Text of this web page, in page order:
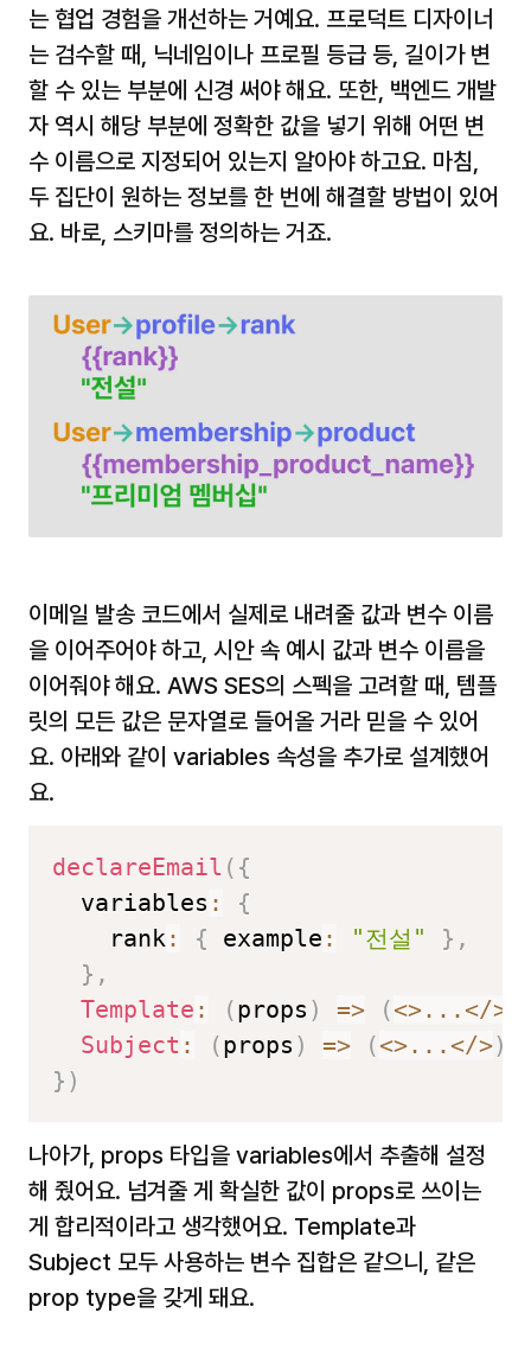
는 협업 경험을 개선하는 거예요. 프로덕트 디자이너
는 검수할 때, 닉네임이나 프로필 등급 등, 길이가 변
할 수 있는 부분에 신경 써야 해요. 또한, 백엔드 개발
자 역시 해당 부분에 정확한 값을 넣기 위해 어떤 변
수 이름으로 지정되어 있는지 알아야 하고요. 마침,
두 집단이 원하는 정보를 한 번에 해결할 방법이 있어
요. 바로, 스키마를 정의하는 거죠.
이메일 발송 코드에서 실제로 내려줄 값과 변수 이름
을 이어주어야 하고, 시안 속 예시 값과 변수 이름을
이어줘야 해요. AWS SES의 스펙을 고려할 때, 템플
릿의 모든 값은 문자열로 들어올 거라 믿을 수 있어
요. 아래와 같이 variables 속성을 추가로 설계했어
요.
declareEmail ( {
  variables
:
{
    rank
: { example : "전설" } ,
} ,
Template : (props ) => (<>... </>
Subject : (props ) => (<>... </>)
} )
나아가, props 타입을 variables에서 추출해 설정
해 줬어요. 넘겨줄 게 확실한 값이 props로 쓰이는
게 합리적이라고 생각했어요. Template과
Subject 모두 사용하는 변수 집합은 같으니, 같은
prop type을 갖게 돼요.